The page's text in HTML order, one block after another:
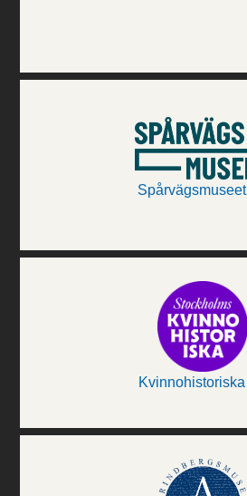
Spårvägsmuseet
Kvinnohistoriska